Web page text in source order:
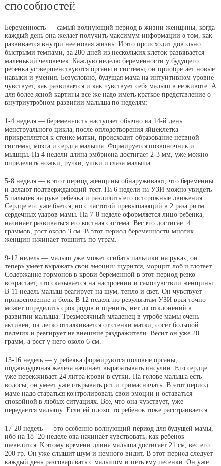
способностей
Беременность — самый волнующий период в жизни женщины, когда
каждый день она желает получить максимум информации о том, как
развивается внутри нее новая жизнь. И это происходит довольно
быстрыми темпами, за 280 дней из нескольких клеток развивается
маленький человечек. Каждую неделю беременности у будущего
ребенка усовершенствуются органы и системы, он приобретает новые
навыки и умения. Безусловно, будущая мама на интуитивном уровне
чувствует, как развивается и как чувствует себя малыш в ее животе. А
для более ясной картины все же надо иметь краткое представление о
внутриутробном развитии малыша по неделям:
1-4 неделя — беременность наступает обычно на 14-й день
менструального цикла, после оплодотворения яйцеклетка
прикрепляется к стенке матки, происходит образование нервной
системы, мозга и сердца малыша. Формируется позвоночник и
мышцы. На 4 недели длина эмбриона достигает 2-3 мм, уже можно
определить ножки, ручки, ушки и глаза малыша.
5-8 неделя — в этот период женщины обнаруживают, что беременны
и делают подтверждающий тест. На 6 недели на УЗИ можно увидеть
5 пальцев на руке ребенка и различить его осторожные движения.
Сердце его уже бьется, но с частотой превышающий в 2 раза ритм
сердечных ударов мамы. На 7-8 неделе оформляется лицо ребенка,
начинает развиваться его костная система. Вес его достигает 4
граммов, рост около 3 см. В этот период беременности многих
женщин начинает тошнить по утрам.
9-12 недель — малыш уже может сгибать пальчики на руках, он
теперь умеет выражать свои эмоции: щурится, морщит лоб и глотает.
Содержание гормонов в крови беременной в этот период резко
возрастает, что сказывается на настроении и самочувствии женщины.
В 11 недель малыш реагирует на шум, тепло и свет. Он чувствует
прикосновение и боль. В 12 недель по результатам УЗИ врач точно
может определить срок родов и оценить, нет ли отклонений в
развитии малыша. Трехмесячный младенец в утробе мамы очень
активен, он легко отталкивается от стенки матки, сосет большой
пальчик и реагирует на внешние раздражители. Весит он уже 28
грамм, а рост у него около 6 см.
13-16 недель — у ребенка формируются половые органы,
поджелудочная железа начинает вырабатывать инсулин. Его сердце
уже перекачивает 24 литра крови в сутки. На голове малыша есть
волосы, он умеет уже открывать рот и гримасничать. В этот период
маме надо стараться контролировать свои эмоции и оставаться
спокойной в любых ситуациях. Все, что она чувствует, уже
передается малышу. Если ей плохо, то ребенок тоже расстраивается.
17-20 недель — это особенно волнующий период для будущей мамы,
ибо на 18 -20 неделе она начинает чувствовать, как ребенок
шевелится. К этому времени длина малыша достигает 21 см, вес его
200 гр. Он уже слышит шум и немного видит. В этот период следует
каждый день разговаривать с малышом и петь ему песенки. Он уже